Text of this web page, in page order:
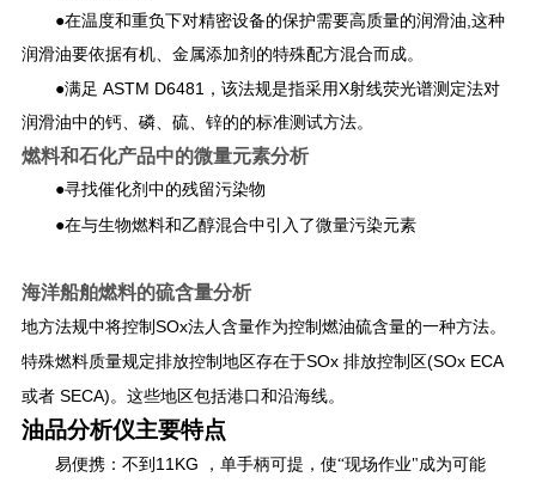
●在温度和重负下对精密设备的保护需要高质量的润滑油 这种
润滑油要依据有机、金属添加剂的特殊配方混合而成。
●满足 ASTM D6481 ，该法规是指采用X射线荧光谱测定法对
润滑油中的钙、磷、硫、锌的的标准测试方法。
燃料和石化产品中的微量元素分析
●寻找催化剂中的残留污染物
●在与生物燃料和乙醇混合中引入了微量污染元素
海洋船舶燃料的硫含量分析
地方法规中将控制 SOx法人含量作为控制燃油硫含量的一种方法。
特殊燃料质量规定排放控制地区存在于SOx 排放控制区(SOx ECA
或者SECA) 。这些地区包括港口和沿海线。
油品分析仪主要特点
易便携：不到 11KG ，单手柄可提，使“现场作业"成为可能